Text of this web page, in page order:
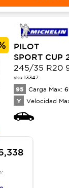
PILOT
SPORT CUP
245/35 R20
sku:13347
95 Carga Max:
Y Velocidad